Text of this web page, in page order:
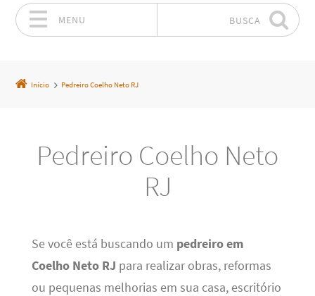
MENU BUSCA
Início Pedreiro Coelho Neto RJ
Pedreiro Coelho Neto
RJ
Se você está buscando um pedreiro em
Coelho Neto RJ para realizar obras, reformas
ou pequenas melhorias em sua casa, escritório